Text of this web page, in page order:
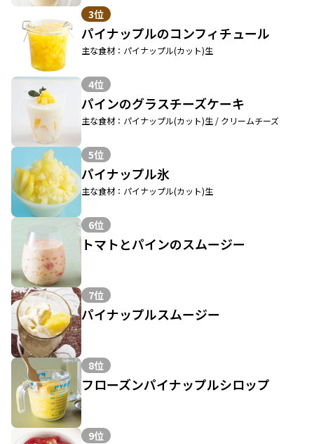
3位
パイナップルのコンフィチュール
主な食材：パイナップル(カット)生
4位
パインのグラスチーズケーキ
主な食材：パイナップル(カット)生 / クリームチーズ
5位
パイナップル氷
主な食材：パイナップル(カット)生
6位
トマトとパインのスムージー
7位
パイナップルスムージー
8位
フローズンパイナップルシロップ
9位